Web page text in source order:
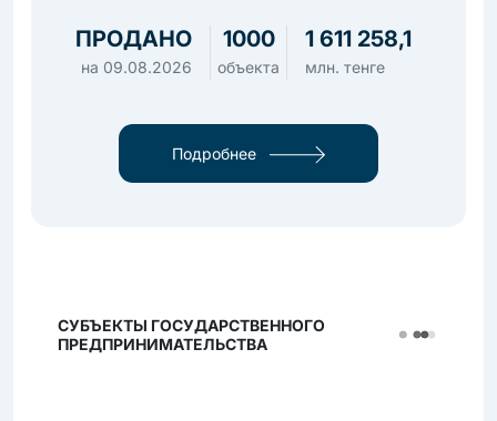
ПРОДАНО
на 09.08.2026
1000
объекта
1 611 258,1
млн. тенге
Подробнее
СУБЪЕКТЫ ГОСУДАРСТВЕННОГО
ПРЕДПРИНИМАТЕЛЬСТВА